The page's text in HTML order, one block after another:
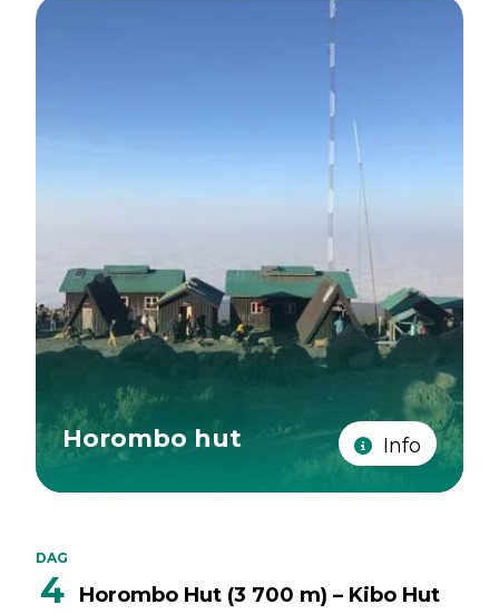
Horombo hut Info
DAG
4
Horombo Hut (3 700 m) – Kibo Hut